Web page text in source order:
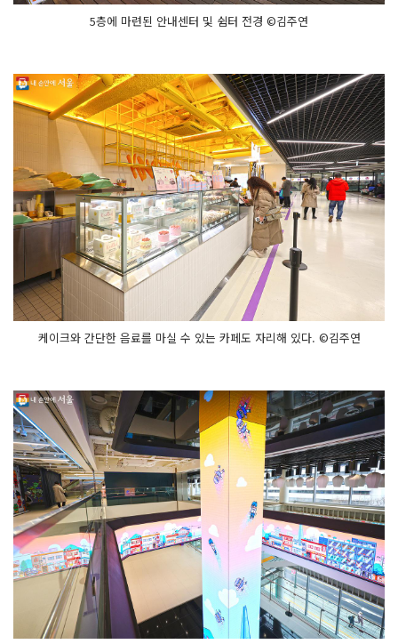
5층에 마련된 안내센터 및 쉼터 전경 ©김주연
케이크와 간단한 음료를 마실 수 있는 카페도 자리해 있다. ©김주연